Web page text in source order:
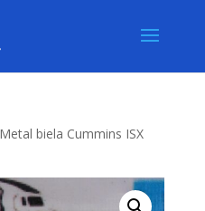
biela Cummins ISX